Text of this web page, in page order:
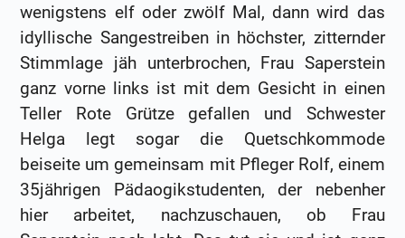
wenigstens elf oder zwölf Mal, dann wird das
idyllische Sangestreiben in höchster, zitternder
Stimmlage jäh unterbrochen, Frau Saperstein
ganz vorne links ist mit dem Gesicht in einen
Teller Rote Grütze gefallen und Schwester
Helga legt sogar die Quetschkommode
beiseite um gemeinsam mit Pfleger Rolf, einem
35jährigen Pädaogikstudenten, der nebenher
hier arbeitet, nachzuschauen, ob Frau